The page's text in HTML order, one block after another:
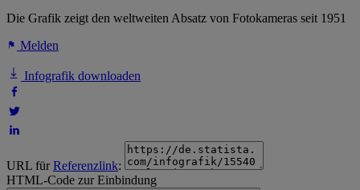
Die Grafik zeigt den weltweiten Absatz von Fotokameras seit 1951
Melden
Infografik downloaden
URL fürReferenzlink:
HTML-Code zur Einbindung